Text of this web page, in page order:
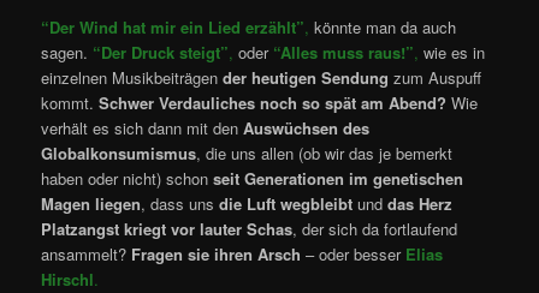
“Der Wind hat mir ein Lied erzählt”, könnte man da auch
sagen. “Der Druck steigt”, oder “Alles muss raus!”, wie es in
einzelnen Musikbeiträgender heutigen Sendung zum Auspuff
kommt.Schwer Verdauliches noch so spät am Abend? Wie
verhält es sich dann mit denAuswüchsen des
Globalkonsumismus, die uns allen (ob wir das je bemerkt
haben oder nicht) schonseit Generationen im genetischen
Magen liegen, dass unsdie Luft wegbleibt unddas Herz
Platzangst kriegt vor lauter Schas, der sich da fortlaufend
ansammelt? Fragen sie ihren Arsch – oder besser Elias
Hirschl.